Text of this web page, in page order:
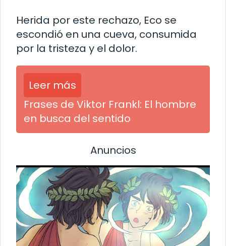
Herida por este rechazo, Eco se
escondió en una cueva, consumida
por la tristeza y el dolor.
Leer más
Frases de Viktor Frankl: El hombre
en busca del sentido
Anuncios